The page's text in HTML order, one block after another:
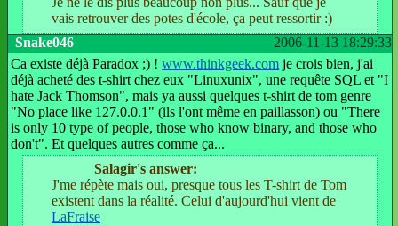
vais retrouver des potes d'école, ça peut ressortir :)
2006-11-13 18:29:33
Snake046
Ca existe déjà Paradox ;) !www.thinkgeek.com je crois bien, j'ai
déjà acheté des t-shirt chez eux "Linuxunix", une requête SQL et "I
hate Jack Thomson", mais ya aussi quelques t-shirt de tom genre
"No place like 127.0.0.1" (ils l'ont même en paillasson) ou "There
is only 10 type of people, those who know binary, and those who
don't". Et quelques autres comme ça...
Salagir's answer:
J'me répète mais oui, presque tous les T-shirt de Tom
existent dans la réalité. Celui d'aujourd'hui vient de
LaFraise